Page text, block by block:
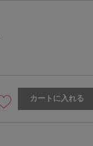
カートに入れる